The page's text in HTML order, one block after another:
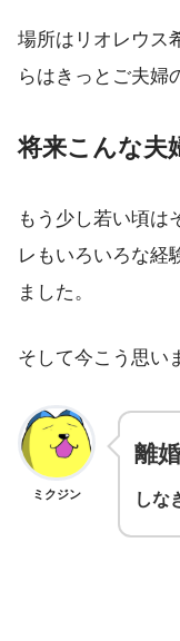
場所はリオレウス
らはきっとご夫婦
将来こんな夫
もう少し若い頃は
レもいろいろな経
ました。
そして今こう思い
ミクジン
離
しな